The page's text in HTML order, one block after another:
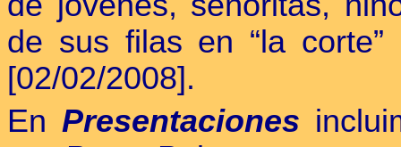
de sus filas en “la corte”
[02/02/2008].
En Presentaciones